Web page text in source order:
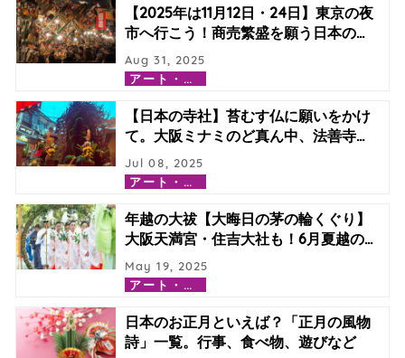
【2025年は11月12日・24日】東京の夜
市へ行こう！商売繁盛を願う日本の…
ア
ート・カルチャー
Aug 31, 2025
【日本の寺社】苔むす仏に願いをかけ
て。大阪ミナミのど真ん中、法善寺…
ア
ート・カルチャー
Jul 08, 2025
年越の大祓【大晦日の茅の輪くぐり】
大阪天満宮・住吉大社も！6月夏越の…
ア
ート・カルチャー
May 19, 2025
日本のお正月といえば？「正月の風物
詩」一覧。行事、食べ物、遊びなど